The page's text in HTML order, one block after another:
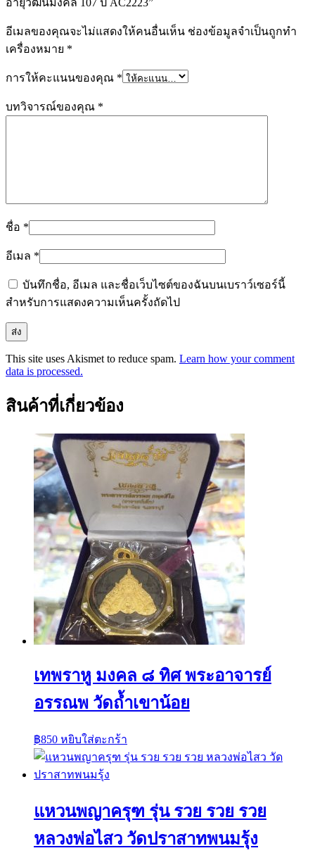
อายุวัฒนมงคล 107 ปี AC2223”
อีเมลของคุณจะไม่แสดงให้คนอื่นเห็น ช่องข้อมูลจำเป็นถูกทำ
เครื่องหมาย *
การให้คะแนนของคุณ *
บทวิจารณ์ของคุณ *
ชื่อ *
อีเมล *
บันทึกชื่อ, อีเมล และชื่อเว็บไซต์ของฉันบนเบราว์เซอร์นี้
สำหรับการแสดงความเห็นครั้งถัดไป
This site uses Akismet to reduce spam. Learn how your comment
data is processed.
สินค้าที่เกี่ยวข้อง
เทพราหู มงคล ๘ ทิศ พระอาจารย์
อรรณพ วัดถ้ำเขาน้อย
฿850 หยิบใส่ตะกร้า
แหวนพญาครุฑ รุ่น รวย รวย รวย
หลวงพ่อไสว วัดปราสาทพนมรุ้ง